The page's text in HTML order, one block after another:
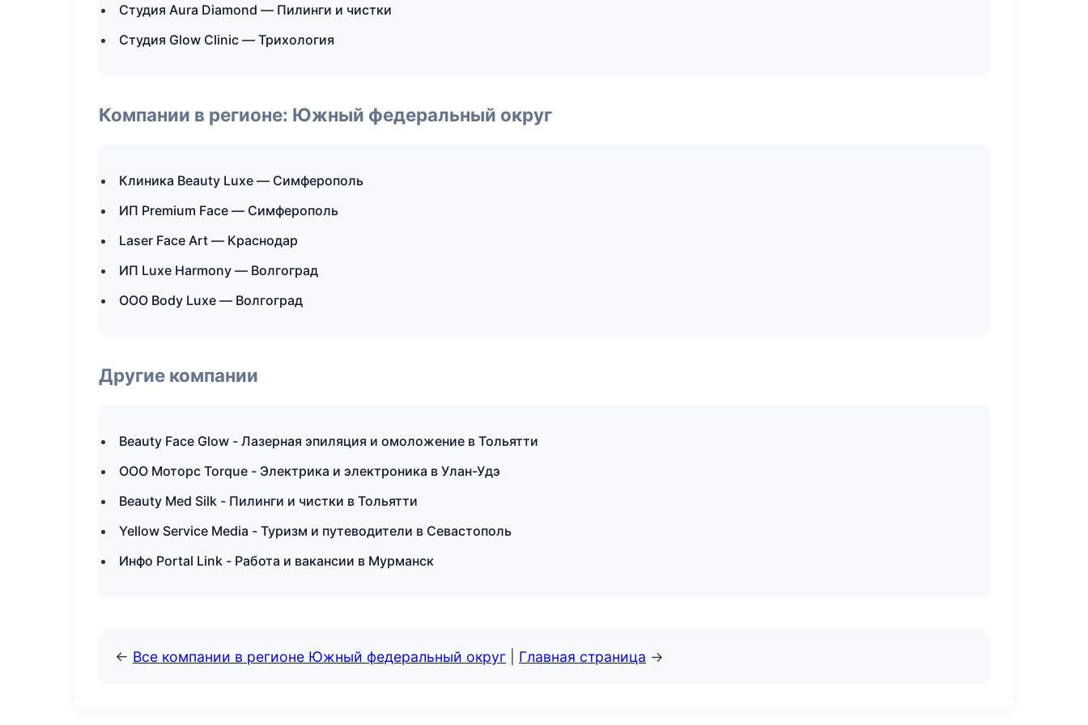
Студия Aura Diamond — Пилинги и чистки
Студия Glow Clinic — Трихология
Компании в регионе: Южный федеральный округ
Клиника Beauty Luxe — Симферополь
ИП Premium Face — Симферополь
Laser Face Art — Краснодар
ИП Luxe Harmony — Волгоград
ООО Body Luxe — Волгоград
Другие компании
Beauty Face Glow - Лазерная эпиляция и омоложение в Тольятти
ООО Моторс Torque - Электрика и электроника в Улан-Удэ
Beauty Med Silk - Пилинги и чистки в Тольятти
Yellow Service Media - Туризм и путеводители в Севастополь
Инфо Portal Link - Работа и вакансии в Мурманск
← Все компании в регионе Южный федеральный округ Главная страница →